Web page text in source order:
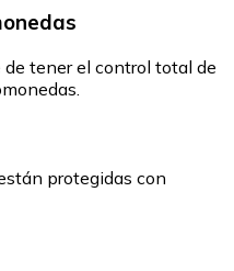
tener el control total de
protegidas con